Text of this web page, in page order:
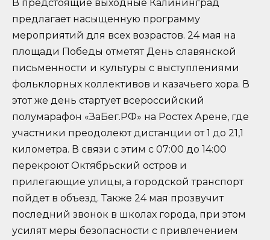
В предстоящие выходные Калининград
предлагает насыщенную программу
мероприятий для всех возрастов. 24 мая на
площади Победы отметят День славянской
письменности и культуры с выступлениями
фольклорных коллективов и казачьего хора. В
этот же день стартует всероссийский
полумарафон «ЗаБег.РФ» на Ростех Арене, где
участники преодолеют дистанции от 1 до 21,1
километра. В связи с этим с 07:00 до 14:00
перекроют Октябрьский остров и
прилегающие улицы, а городской транспорт
пойдет в объезд. Также 24 мая прозвучит
последний звонок в школах города, при этом
усилят меры безопасности с привлечением